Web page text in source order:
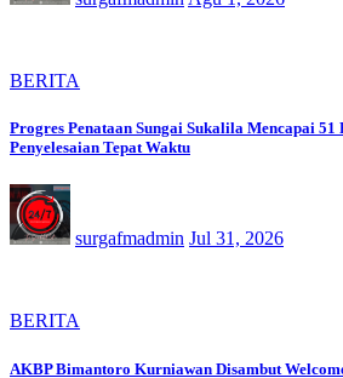
BERITA
Progres Penataan Sungai Sukalila Mencapai 51
Penyelesaian Tepat Waktu
surgafmadmin Jul 31, 2026
BERITA
AKBP Bimantoro Kurniawan Disambut